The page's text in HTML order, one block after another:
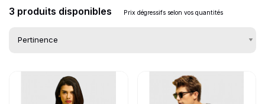
3 produits disponibles Prix dégressifs selon vos quantités
Liste des produits
Go to product page Go to product page